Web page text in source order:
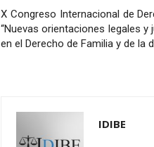
X Congreso Internacional de
“Nuevas orientaciones legales y
en el Derecho de Familia y de la
IDIBE